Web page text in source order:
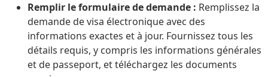
Remplir le formulaire de demande : Remplissez la
demande de visa électronique avec des
informations exactes et à jour. Fournissez tous les
détails requis, y compris les informations générales
et de passeport, et téléchargez les documents